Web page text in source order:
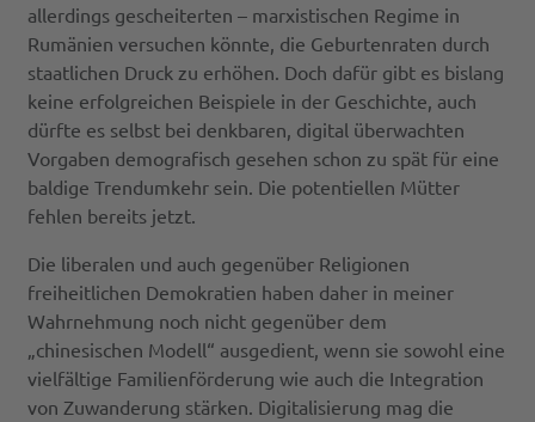
allerdings gescheiterten – marxistischen Regime in
Rumänien versuchen könnte, die Geburtenraten durch
staatlichen Druck zu erhöhen. Doch dafür gibt es bislang
keine erfolgreichen Beispiele in der Geschichte, auch
dürfte es selbst bei denkbaren, digital überwachten
Vorgaben demografisch gesehen schon zu spät für eine
baldige Trendumkehr sein. Die potentiellen Mütter
fehlen bereits jetzt.
Die liberalen und auch gegenüber Religionen
freiheitlichen Demokratien haben daher in meiner
Wahrnehmung noch nicht gegenüber dem
„chinesischen Modell“ ausgedient, wenn sie sowohl eine
vielfältige Familienförderung wie auch die Integration
von Zuwanderung stärken. Digitalisierung mag die